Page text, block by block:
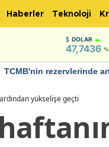
Haberler Teknoloji
DOLAR
47,7436
TCMB'nin rezervlerinde
yükselişe geçti